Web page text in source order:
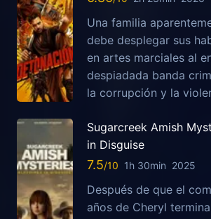
Una familia
debe desplegar sus
en artes marciales al
despiadada banda
la corrupción y la
Sugarcreek Amish
in Disguise
7.5 1h 30min 2025
Después de que el
años de Cheryl